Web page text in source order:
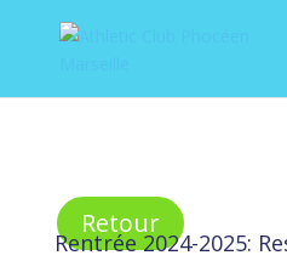
Retour
Rentrée 2024-2025: